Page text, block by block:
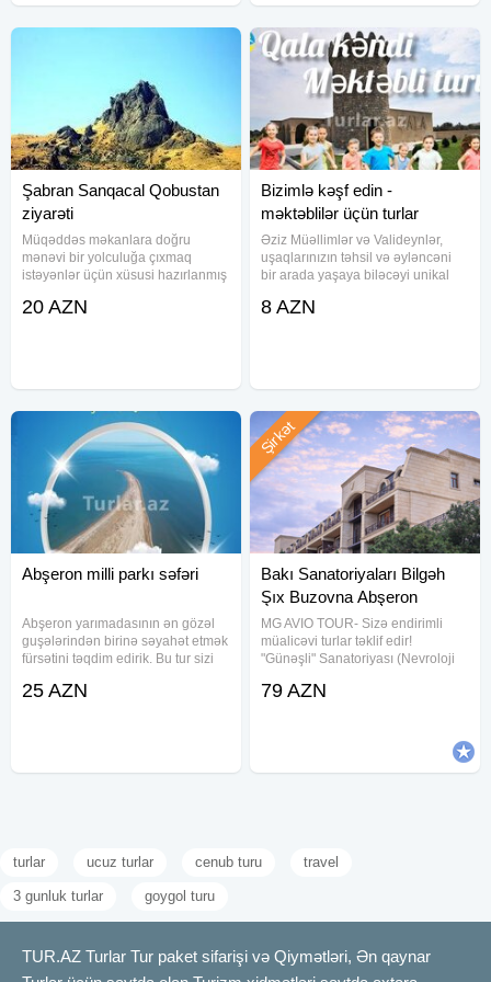
Şabran Sanqacal Qobustan
ziyarəti
Müqəddəs məkanlara doğru
mənəvi bir yolculuğa çıxmaq
istəyənlər üçün xüsusi hazırlanmış
ruhunuzu zənginləşdirəcək və
20 AZN
Bizimlə kəşf edin -
məktəblilər üçün turlar
Əziz Müəllimlər və Valideynlər,
uşaqlarınızın təhsil və əyləncəni
bir arada yaşaya biləcəyi unikal
Bu turların məqsədi şagirdlərin
8 AZN
Abşeron milli parkı səfəri
Abşeron yarımadasının ən gözəl
guşələrindən birinə səyahət etmək
fürsətini təqdim edirik. Bu tur sizi
mənzərələri, həm də tarixi və
25 AZN
Bakı Sanatoriyaları Bilgəh
Şıx Buzovna Abşeron
MG AVIO TOUR- Sizə endirimli
müalicəvi turlar təklif edir!
"Günəşli" Sanatoriyası (Nevroloji
"Bilgəh" Sanatoriyası (Kardioloji
Şirkət
79 AZN
turlar ucuz turlar cenub turu travel
3 gunluk turlar goygol turu
TUR.AZ Turlar Tur paket sifarişi və Qiymətləri, Ən qaynar